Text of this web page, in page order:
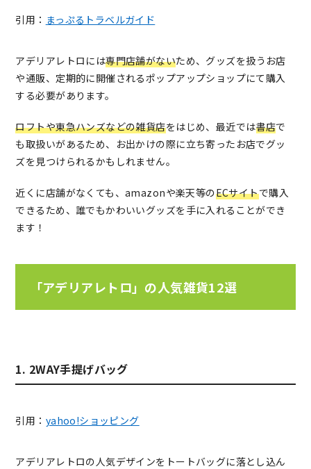
引用： まっぷるトラベルガイド
アデリアレトロには専門店舗がないため、グッズを扱うお店
や通販、定期的に開催されるポップアップショップにて購入
する必要があります。
ロフトや東急ハンズなどの雑貨店をはじめ、最近では書店で
も取扱いがあるため、お出かけの際に立ち寄ったお店でグッ
ズを見つけられるかもしれません。
近くに店舗がなくても、amazonや楽天等のECサイトで購入
できるため、誰でもかわいいグッズを手に入れることができ
ます！
「アデリアレトロ」の人気雑貨12選
1. 2WAY手提げバッグ
引用： yahoo!ショッピング
アデリアレトロの人気デザインをトートバッグに落とし込ん